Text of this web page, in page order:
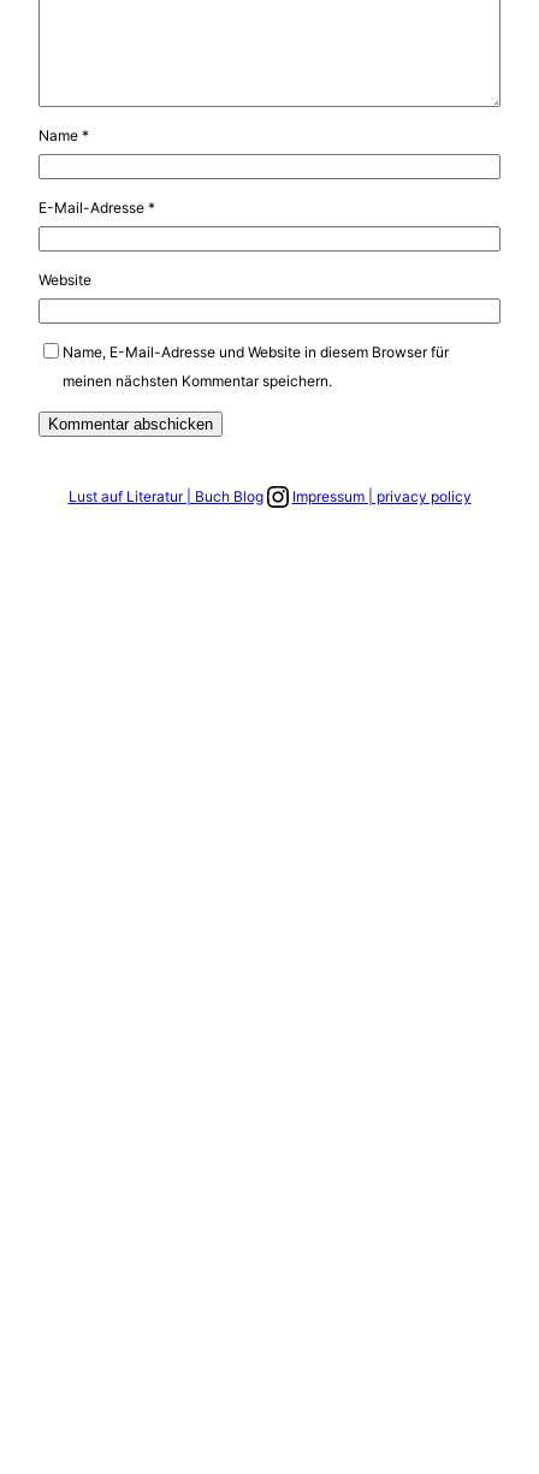
Name *
E-Mail-Adresse *
Website
Name, E-Mail-Adresse und Website in diesem Browser für
meinen nächsten Kommentar speichern.
Lust auf Literatur | Buch BlogLink zum Instagram Account
Impressum | privacy policy